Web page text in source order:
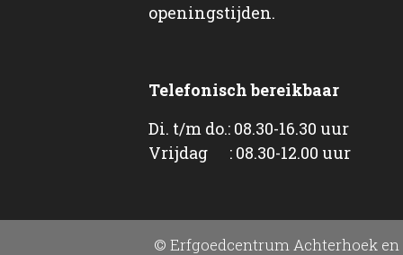
openingstijden.
Telefonisch bereikbaar
Di. t/m do.: 08.30-16.30 uur
Vrijdag : 08.30-12.00 uur
© Erfgoedcentrum Achterhoek en